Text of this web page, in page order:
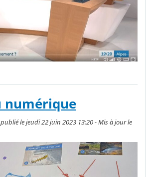
numérique
publié le jeudi 22 juin 2023 13:20 - Mis à jour le